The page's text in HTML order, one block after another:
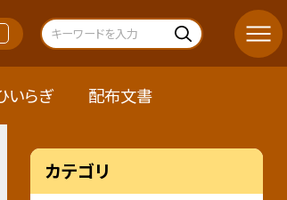
いらぎ 配布文書
カテゴリ